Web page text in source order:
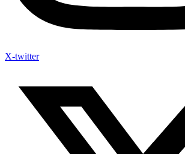
X-twitter